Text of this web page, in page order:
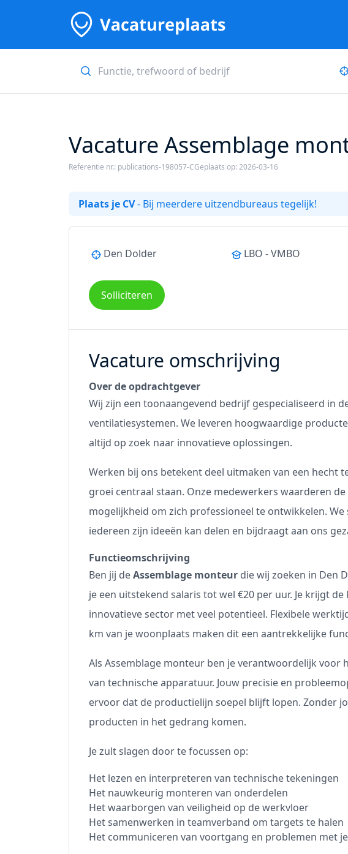
Vacature Assemblage
Referentie nr.: publications-198057-CGeplaats op: 2026-03-16
Plaats je CV- Bij meerdere uitzendbureaus tegelijk!
Den Dolder LBO - VMBO
Solliciteren
Vacature omschrijving
Over de opdrachtgever
Wij zijn een toonaangevend bedrijf gespecialiseerd in
ventilatiesystemen. We leveren hoogwaardige
altijd op zoek naar innovatieve oplossingen.
Werken bij ons betekent deel uitmaken van een hecht
groei centraal staan. Onze medewerkers waarderen
mogelijkheid om zich professioneel te ontwikkelen.
iedereen zijn ideeën kan delen en bijdraagt aan ons
Functieomschrijving
Ben jij deAssemblage monteur die wij zoeken in Den
je een uitstekend salaris tot wel €20 per uur. Je krijgt
innovatieve sector met veel potentieel. Flexibele
km van je woonplaats maken dit een aantrekkelijke
Als Assemblage monteur ben je verantwoordelijk voor
van technische apparatuur. Jouw precisie en
ervoor dat de productielijn soepel blijft lopen. Zonder
producten in het gedrang komen.
Je zult slagen door te focussen op:
Het lezen en interpreteren van technische tekeningen
Het nauwkeurig monteren van onderdelen
Het waarborgen van veiligheid op de werkvloer
Het samenwerken in teamverband om targets te halen
Het communiceren van voortgang en problemen met